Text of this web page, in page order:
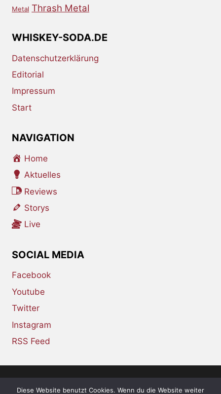
Metal Thrash Metal
WHISKEY-SODA.DE
Datenschutzerklärung
Editorial
Impressum
Start
NAVIGATION
Home
Aktuelles
Reviews
Storys
Live
SOCIAL MEDIA
Facebook
Youtube
Twitter
Instagram
RSS Feed
Diese Website benutzt Cookies. Wenn du die Website weiter